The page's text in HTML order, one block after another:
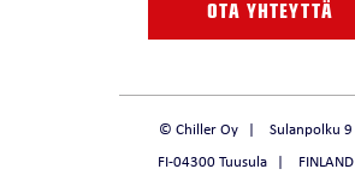
OTA YHTEYTTÄ
© Chiller Oy
Sulanpolku 9
FI-04300 Tuusula
FINLAND